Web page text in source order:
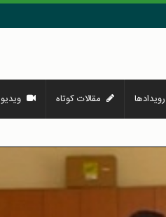
رویدادها مقالات کوتاه ویدیو